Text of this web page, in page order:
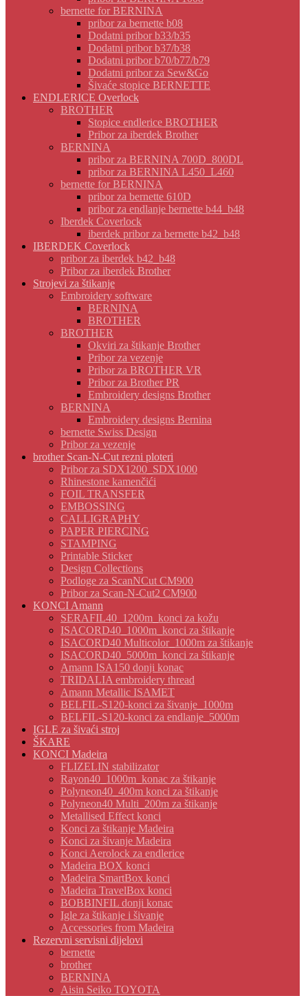
bernette for BERNINA
pribor za bernette b08
Dodatni pribor b33/b35
Dodatni pribor b37/b38
Dodatni pribor b70/b77/b79
Dodatni pribor za Sew&Go
Šivaće stopice BERNETTE
ENDLERICE Overlock
BROTHER
Stopice endlerice BROTHER
Pribor za iberdek Brother
BERNINA
pribor za BERNINA 700D_800DL
pribor za BERNINA L450_L460
bernette for BERNINA
pribor za bernette 610D
pribor za endlanje bernette b44_b48
Iberdek Coverlock
iberdek pribor za bernette b42_b48
IBERDEK Coverlock
pribor za iberdek b42_b48
Pribor za iberdek Brother
Strojevi za štikanje
Embroidery software
BERNINA
BROTHER
BROTHER
Okviri za štikanje Brother
Pribor za vezenje
Pribor za BROTHER VR
Pribor za Brother PR
Embroidery designs Brother
BERNINA
Embroidery designs Bernina
bernette Swiss Design
Pribor za vezenje
brother Scan-N-Cut rezni ploteri
Pribor za SDX1200_SDX1000
Rhinestone kamenčići
FOIL TRANSFER
EMBOSSING
CALLIGRAPHY
PAPER PIERCING
STAMPING
Printable Sticker
Design Collections
Podloge za ScanNCut CM900
Pribor za Scan-N-Cut2 CM900
KONCI Amann
SERAFIL40_1200m_konci za kožu
ISACORD40_1000m_konci za štikanje
ISACORD40 Multicolor_1000m za štikanje
ISACORD40_5000m_konci za štikanje
Amann ISA150 donji konac
TRIDALIA embroidery thread
Amann Metallic ISAMET
BELFIL-S120-konci za šivanje_1000m
BELFIL-S120-konci za endlanje_5000m
IGLE za šivaći stroj
ŠKARE
KONCI Madeira
FLIZELIN stabilizator
Rayon40_1000m_konac za štikanje
Polyneon40_400m konci za štikanje
Polyneon40 Multi_200m za štikanje
Metallised Effect konci
Konci za štikanje Madeira
Konci za šivanje Madeira
Konci Aerolock za endlerice
Madeira BOX konci
Madeira SmartBox konci
Madeira TravelBox konci
BOBBINFIL donji konac
Igle za štikanje i šivanje
Accessories from Madeira
Rezervni servisni dijelovi
bernette
brother
BERNINA
Aisin Seiko TOYOTA